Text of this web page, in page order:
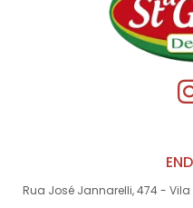
Rua José Jannarelli, 474 -